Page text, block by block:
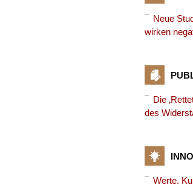
Neue
wirken
Die
des
Werte.